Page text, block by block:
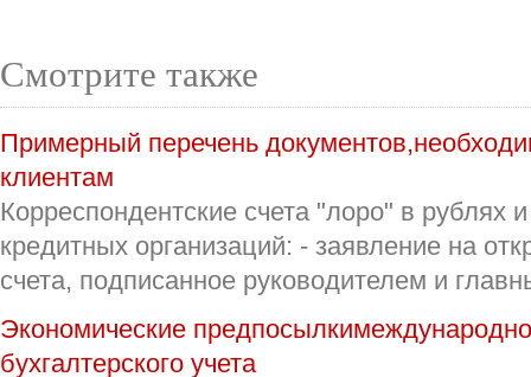
Смотрите также
Примерный перечень
клиентам
Корреспондентские счета "лоро" в рублях
кредитных организаций: - заявление на
счета, подписанное руководителем и
Экономические
бухгалтерского учета